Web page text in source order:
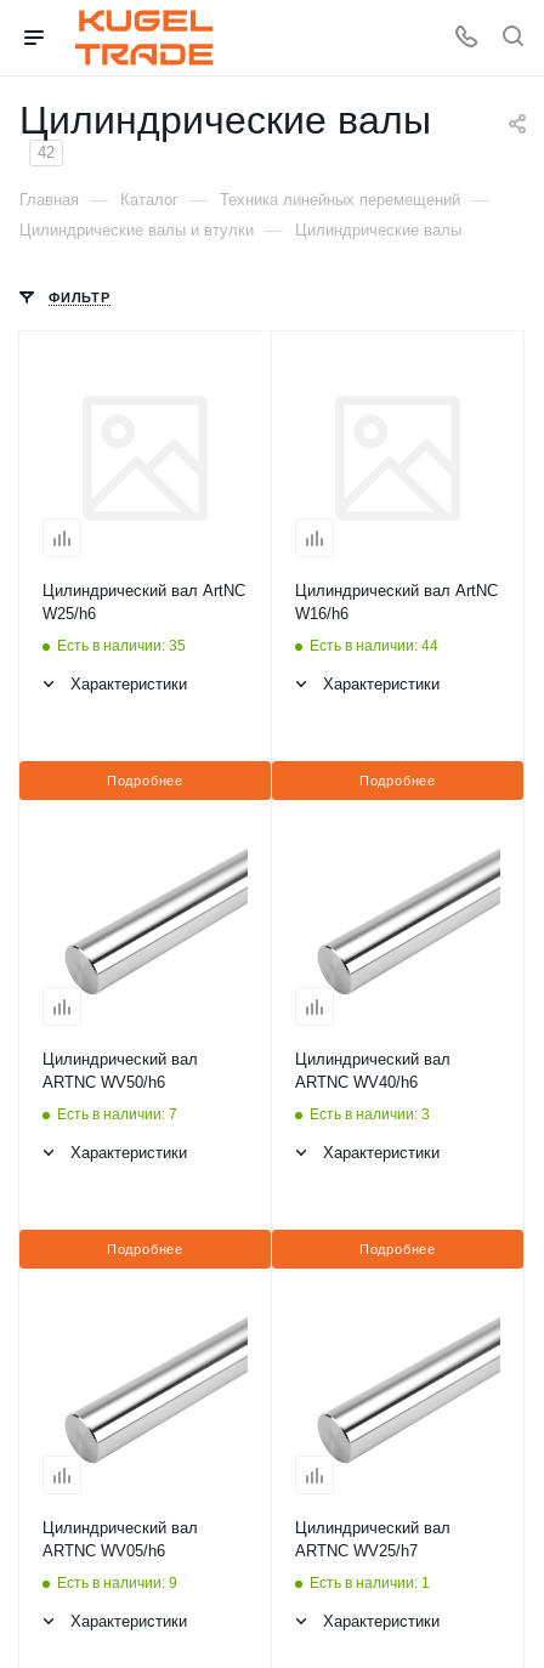
Цилиндрические валы
42
Главная — Каталог — Техника линейных перемещений —
Цилиндрические валы и втулки — Цилиндрические валы
ФИЛЬТР
Цилиндрический вал ArtNC
W25/h6
Есть в наличии: 35
Характеристики
Подробнее
Цилиндрический вал ArtNC
W16/h6
Есть в наличии: 44
Характеристики
Подробнее
Цилиндрический вал
ARTNC WV50/h6
Есть в наличии: 7
Характеристики
Подробнее
Цилиндрический вал
ARTNC WV40/h6
Есть в наличии: 3
Характеристики
Подробнее
Цилиндрический вал
ARTNC WV05/h6
Есть в наличии: 9
Характеристики
Цилиндрический вал
ARTNC WV25/h7
Есть в наличии: 1
Характеристики